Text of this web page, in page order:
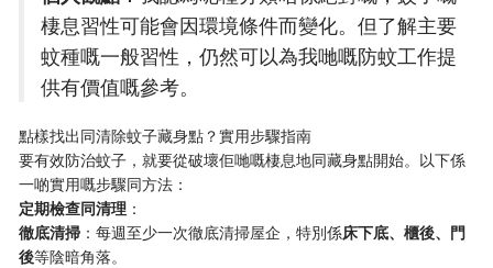
棲息習性可能會因環境條件而變化。但了解主要
蚊種嘅一般習性，仍然可以為我哋嘅防蚊工作提
供有價值嘅參考。
點樣找出同清除蚊子藏身點？實用步驟指南
要有效防治蚊子，就要從破壞佢哋嘅棲息地同藏身點開始。以下係
一啲實用嘅步驟同方法：
​定期檢查同清理​ ​：
​徹底清掃​ ​：每週至少一次徹底清掃屋企，特別係​​床下底、櫃後、門
後​​等陰暗角落。